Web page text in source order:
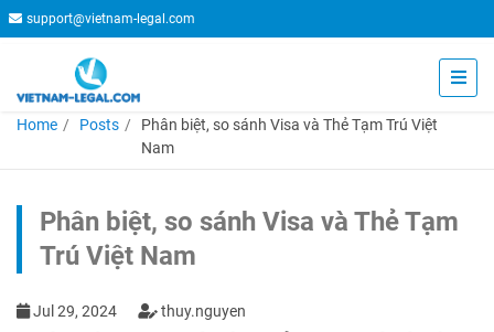
support@vietnam-legal.com
Home Posts
Phân biệt, so sánh Visa và Thẻ Tạm Trú Việt
Nam
Phân biệt, so sánh Visa và Thẻ Tạm
Trú Việt Nam
Jul 29, 2024 thuy.nguyen